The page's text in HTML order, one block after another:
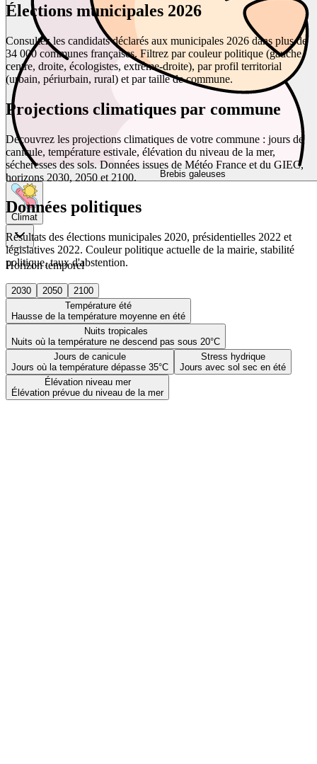
Brebis galeuses
Climat
Horizon temporel
2030 2050
2100
Température été
Hausse de la température moyenne en été
Nuits tropicales
Nuits où la température ne descend pas sous 20°C
Jours de canicule
Jours où la température dépasse 35°C
Stress hydrique
Jours avec sol sec en été
Élévation niveau mer
Élévation prévue du niveau de la mer
Élections municipales 2026
Consultez les candidats déclarés aux municipales 2026 dans plus de
34 000 communes françaises. Filtrez par couleur politique (gauche,
centre, droite, écologistes, extrême-droite), par profil territorial
(urbain, périurbain, rural) et par taille de commune.
Projections climatiques par commune
Découvrez les projections climatiques de votre commune : jours de
canicule, température estivale, élévation du niveau de la mer,
sécheresses des sols. Données issues de Météo France et du GIEC,
horizons 2030, 2050 et 2100.
Données politiques
Résultats des élections municipales 2020, présidentielles 2022 et
législatives 2022. Couleur politique actuelle de la mairie, stabilité
politique, taux d'abstention.